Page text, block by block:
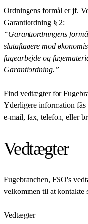
Ordningens formål er jf.
Garantiordning § 2:
“Garantiordningens
slutaftagere mod
fugearbejde og
Garantiordning.”
Find vedtægter for
Yderligere information fås
e-mail, fax, telefon, eller
Vedtægter
Fugebranchen, FSO's
velkommen til at kontakte
Vedtægter